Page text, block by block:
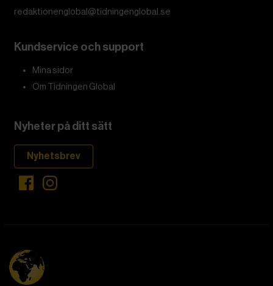
redaktionenglobal@tidningenglobal.se
Kundservice och support
Mina sidor
Om Tidningen Global
Nyheter på ditt sätt
Nyhetsbrev